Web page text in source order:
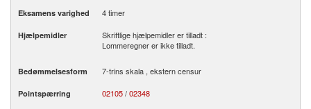
Eksamens varighed 4 timer
Hjælpemidler
Skriftlige hjælpemidler er tilladt :
Lommeregner er ikke tilladt.
Bedømmelsesform 7-trins skala , ekstern censur
Pointspærring 02105/02348